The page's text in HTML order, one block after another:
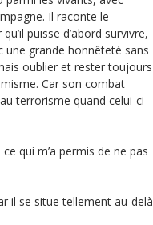
Il raconte le
puisse d’abord survivre,
une grande honnêteté sans
oublier et rester toujours
Car son combat
terrorisme quand celui-ci
qui m’a permis de ne pas
il se situe tellement au-delà